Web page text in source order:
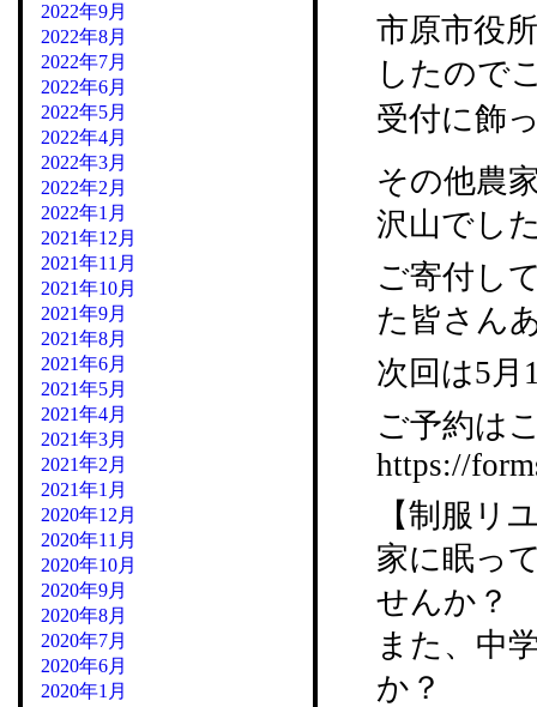
市原市役
したので
受付に飾
その他農
沢山でし
ご寄付し
た皆さん
次回は5月
ご予約は
https://
【制服リ
家に眠っ
せんか？
また、中
か？
2022年9月
2022年8月
2022年7月
2022年6月
2022年5月
2022年4月
2022年3月
2022年2月
2022年1月
2021年12月
2021年11月
2021年10月
2021年9月
2021年8月
2021年6月
2021年5月
2021年4月
2021年3月
2021年2月
2021年1月
2020年12月
2020年11月
2020年10月
2020年9月
2020年8月
2020年7月
2020年6月
2020年1月